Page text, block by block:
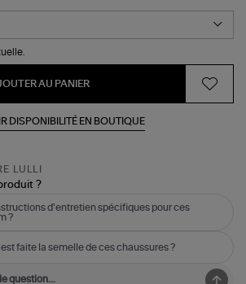
AU PANIER
DISPONIBILITÉ EN BOUTIQUE
LULLI
?
d'entretien spécifiques pour ces
?
faite la semelle de ces chaussures ?